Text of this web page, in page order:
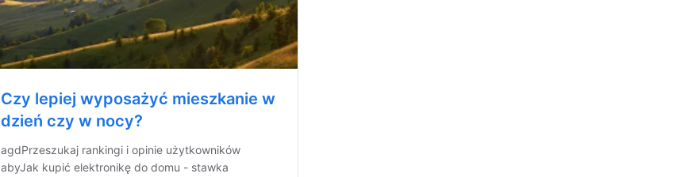
Czy lepiej wyposażyć mieszkanie w
dzień czy w nocy?
agdPrzeszukaj rankingi i opinie użytkowników
abyJak kupić elektronikę do domu - stawka